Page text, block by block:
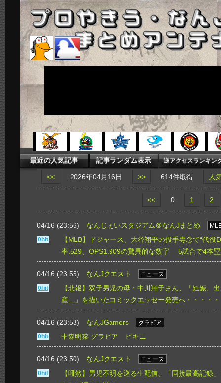
<< 2026年04月16日 >> 614件取得 人
<< 0 1 2
04/16 (23:56) なんじぇいスタジアム＠なんJまとめ
0hit
【MLB】ドジャース、大谷翔平の投手専念で“代
率.529、OPS1.909の驚異的な数字 5試合で4本
04/16 (23:55) なんJクエスト
ニュース
0hit
【悲報】双子男児の母・中川翔子さん、「妊娠、
産…」を描いたコミックエッセー発売へ・・・・
04/16 (23:53) なんJGamers
グラビア
0hit
中森明菜 グラビア ビキニ
04/16 (23:50) なんJクエスト
ニュース
0hit
【唖然】男児不明を巡る生配信、「同接最高記録